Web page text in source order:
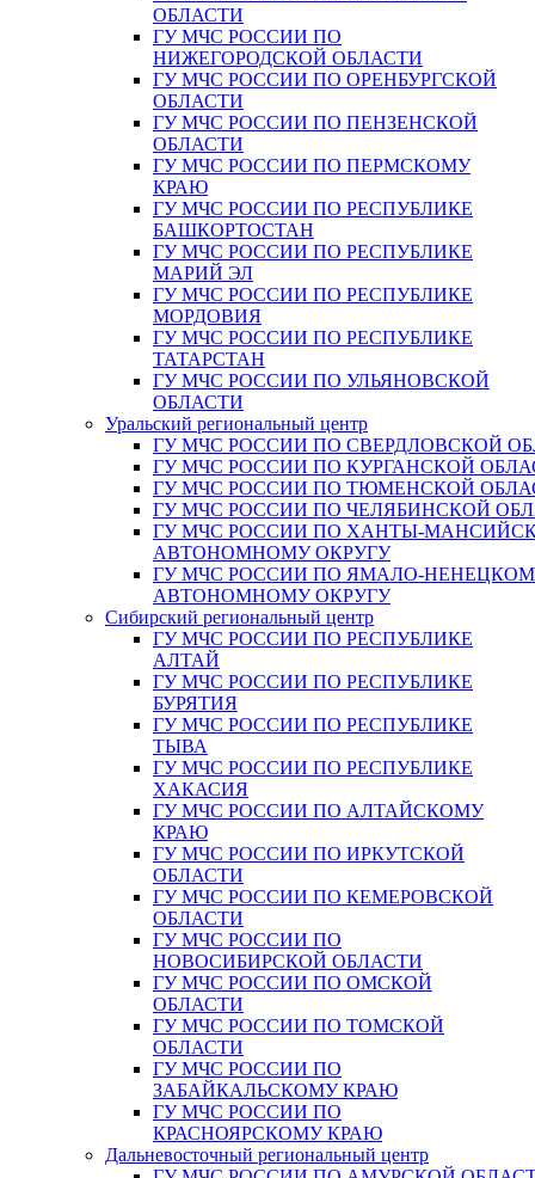
ОБЛАСТИ
ГУ МЧС РОССИИ ПО
НИЖЕГОРОДСКОЙ ОБЛАСТИ
ГУ МЧС РОССИИ ПО ОРЕНБУРГСКОЙ
ОБЛАСТИ
ГУ МЧС РОССИИ ПО ПЕНЗЕНСКОЙ
ОБЛАСТИ
ГУ МЧС РОССИИ ПО ПЕРМСКОМУ
КРАЮ
ГУ МЧС РОССИИ ПО РЕСПУБЛИКЕ
БАШКОРТОСТАН
ГУ МЧС РОССИИ ПО РЕСПУБЛИКЕ
МАРИЙ ЭЛ
ГУ МЧС РОССИИ ПО РЕСПУБЛИКЕ
МОРДОВИЯ
ГУ МЧС РОССИИ ПО РЕСПУБЛИКЕ
ТАТАРСТАН
ГУ МЧС РОССИИ ПО УЛЬЯНОВСКОЙ
ОБЛАСТИ
Уральский региональный центр
ГУ МЧС РОССИИ ПО СВЕРДЛОВСКОЙ
ГУ МЧС РОССИИ ПО КУРГАНСКОЙ
ГУ МЧС РОССИИ ПО ТЮМЕНСКОЙ
ГУ МЧС РОССИИ ПО ЧЕЛЯБИНСКОЙ
ГУ МЧС РОССИИ ПО ХАНТЫ-
АВТОНОМНОМУ ОКРУГУ
ГУ МЧС РОССИИ ПО ЯМАЛО-
АВТОНОМНОМУ ОКРУГУ
Сибирский региональный центр
ГУ МЧС РОССИИ ПО РЕСПУБЛИКЕ
АЛТАЙ
ГУ МЧС РОССИИ ПО РЕСПУБЛИКЕ
БУРЯТИЯ
ГУ МЧС РОССИИ ПО РЕСПУБЛИКЕ
ТЫВА
ГУ МЧС РОССИИ ПО РЕСПУБЛИКЕ
ХАКАСИЯ
ГУ МЧС РОССИИ ПО АЛТАЙСКОМУ
КРАЮ
ГУ МЧС РОССИИ ПО ИРКУТСКОЙ
ОБЛАСТИ
ГУ МЧС РОССИИ ПО КЕМЕРОВСКОЙ
ОБЛАСТИ
ГУ МЧС РОССИИ ПО
НОВОСИБИРСКОЙ ОБЛАСТИ
ГУ МЧС РОССИИ ПО ОМСКОЙ
ОБЛАСТИ
ГУ МЧС РОССИИ ПО ТОМСКОЙ
ОБЛАСТИ
ГУ МЧС РОССИИ ПО
ЗАБАЙКАЛЬСКОМУ КРАЮ
ГУ МЧС РОССИИ ПО
КРАСНОЯРСКОМУ КРАЮ
Дальневосточный региональный центр